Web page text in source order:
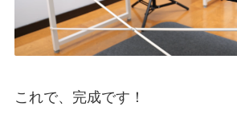
これで、完成です！